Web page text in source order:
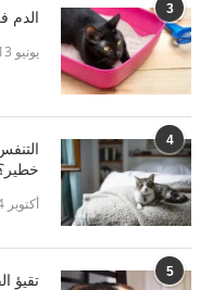
3 الدم
يونيو 13, 2020
4
أكتوبر 4, 2021
5 تقيؤ